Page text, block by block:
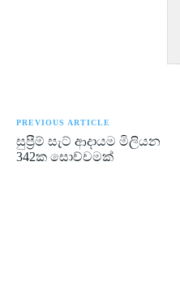
PREVIOUS ARTICLE
සුප්‍රීම් සැට් ආදායම මිලියන
342ක සොච්චමක්